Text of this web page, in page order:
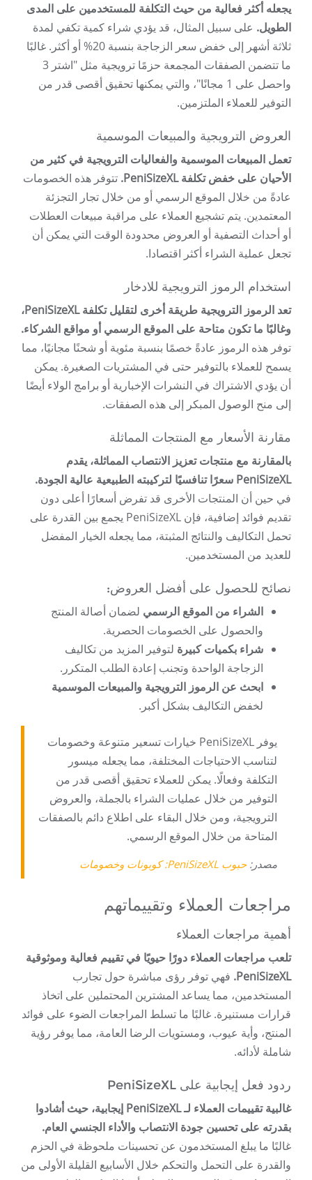
يجعله أكثر فعالية من حيث التكلفة للمستخدمين على المدى
الطويل. على سبيل المثال، قد يؤدي شراء كمية تكفي لمدة
ثلاثة أشهر إلى خفض سعر الزجاجة بنسبة 20% أو أكثر. غالبًا
ما تتضمن الصفقات المجمعة حزمًا ترويجية مثل "اشتر 3
واحصل على 1 مجانًا"، والتي يمكنها تحقيق أقصى قدر من
التوفير للعملاء الملتزمين.
العروض الترويجية والمبيعات الموسمية
تعمل المبيعات الموسمية والفعاليات الترويجية في كثير من
الأحيان على خفض تكلفة PeniSizeXL.
تتوفر هذه الخصومات
عادةً من خلال الموقع الرسمي أو من خلال تجار التجزئة
المعتمدين. يتم تشجيع العملاء على مراقبة مبيعات العطلات
أو أحداث التصفية أو العروض محدودة الوقت التي يمكن أن
تجعل عملية الشراء أكثر اقتصادا.
استخدام الرموز الترويجية للادخار
تعد الرموز الترويجية طريقة أخرى لتقليل تكلفة PeniSizeXL،
وغالبًا ما تكون متاحة على الموقع الرسمي أو مواقع الشركاء.
توفر هذه الرموز عادةً خصمًا بنسبة مئوية أو شحنًا مجانيًا، مما
يسمح للعملاء بالتوفير حتى في المشتريات الصغيرة. يمكن
أن يؤدي الاشتراك في النشرات الإخبارية أو برامج الولاء أيضًا
إلى منح الوصول المبكر إلى هذه الصفقات.
مقارنة الأسعار مع المنتجات المماثلة
بالمقارنة مع منتجات تعزيز الانتصاب المماثلة، يقدم
PeniSizeXL سعرًا تنافسيًا لتركيبته الطبيعية عالية الجودة.
في حين أن المنتجات الأخرى قد تفرض أسعارًا أعلى دون
تقديم فوائد إضافية، فإن PeniSizeXL يجمع بين القدرة على
تحمل التكاليف والنتائج المثبتة، مما يجعله الخيار المفضل
للعديد من المستخدمين.
نصائح للحصول على أفضل العروض:
الشراء من الموقع الرسمي لضمان أصالة المنتج
والحصول على الخصومات الحصرية.
شراء بكميات كبيرة لتوفير المزيد من تكاليف
الزجاجة الواحدة وتجنب إعادة الطلب المتكرر.
ابحث عن الرموز الترويجية والمبيعات الموسمية
لخفض التكاليف بشكل أكبر.
يوفر PeniSizeXL خيارات تسعير متنوعة وخصومات
لتناسب الاحتياجات المختلفة، مما يجعله ميسور
التكلفة وفعالًا. يمكن للعملاء تحقيق أقصى قدر من
التوفير من خلال عمليات الشراء بالجملة، والعروض
الترويجية، ومن خلال البقاء على اطلاع دائم بالصفقات
المتاحة من خلال الموقع الرسمي.
مصدر:حبوب PeniSizeXL: كوبونات وخصومات
مراجعات العملاء وتقييماتهم
أهمية مراجعات العملاء
تلعب مراجعات العملاء دورًا حيويًا في تقييم فعالية وموثوقية
PeniSizeXL. فهي توفر رؤى مباشرة حول تجارب
المستخدمين، مما يساعد المشترين المحتملين على اتخاذ
قرارات مستنيرة. غالبًا ما تسلط المراجعات الضوء على فوائد
المنتج، وأية عيوب، ومستويات الرضا العامة، مما يوفر رؤية
شاملة لأدائه.
ردود فعل إيجابية على PeniSizeXL
غالبية تقييمات العملاء لـ PeniSizeXL إيجابية، حيث أشادوا
بقدرته على تحسين جودة الانتصاب والأداء الجنسي العام.
غالبًا ما يبلغ المستخدمون عن تحسينات ملحوظة في الحزم
والقدرة على التحمل والتحكم خلال الأسابيع القليلة الأولى من